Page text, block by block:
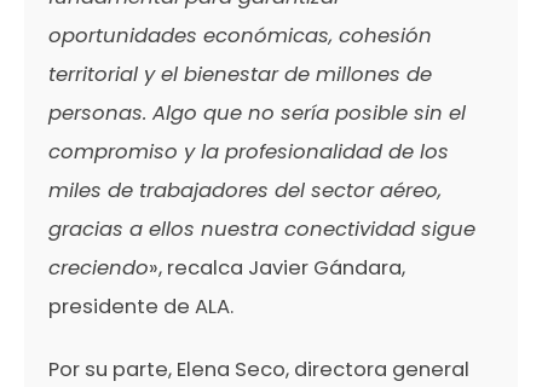
oportunidades económicas, cohesión
territorial y el bienestar de millones de
personas. Algo que no sería posible sin el
compromiso y la profesionalidad de los
miles de trabajadores del sector aéreo,
gracias a ellos nuestra conectividad sigue
creciendo», recalca Javier Gándara,
presidente de ALA.
Por su parte, Elena Seco, directora general